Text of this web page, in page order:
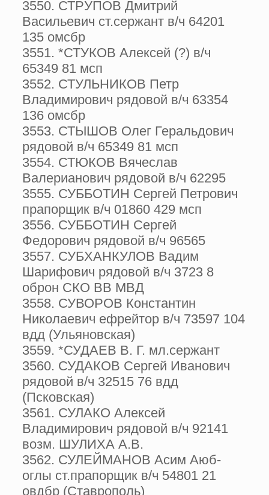
3550. СТРУПОВ Дмитрий
Васильевич ст.сержант в/ч 64201
135 омсбр
3551. *СТУКОВ Алексей (?) в/ч
65349 81 мсп
3552. СТУЛЬНИКОВ Петр
Владимирович рядовой в/ч 63354
136 омсбр
3553. СТЫШОВ Олег Геральдович
рядовой в/ч 65349 81 мсп
3554. СТЮКОВ Вячеслав
Валерианович рядовой в/ч 62295
3555. СУББОТИН Сергей Петрович
прапорщик в/ч 01860 429 мсп
3556. СУББОТИН Сергей
Федорович рядовой в/ч 96565
3557. СУБХАНКУЛОВ Вадим
Шарифович рядовой в/ч 3723 8
оброн СКО ВВ МВД
3558. СУВОРОВ Константин
Николаевич ефрейтор в/ч 73597 104
вдд (Ульяновская)
3559. *СУДАЕВ В. Г. мл.сержант
3560. СУДАКОВ Сергей Иванович
рядовой в/ч 32515 76 вдд
(Псковская)
3561. СУЛАКО Алексей
Владимирович рядовой в/ч 92141
возм. ШУЛИХА А.В.
3562. СУЛЕЙМАНОВ Асим Аюб-
оглы ст.прапорщик в/ч 54801 21
овдбр (Ставрополь)